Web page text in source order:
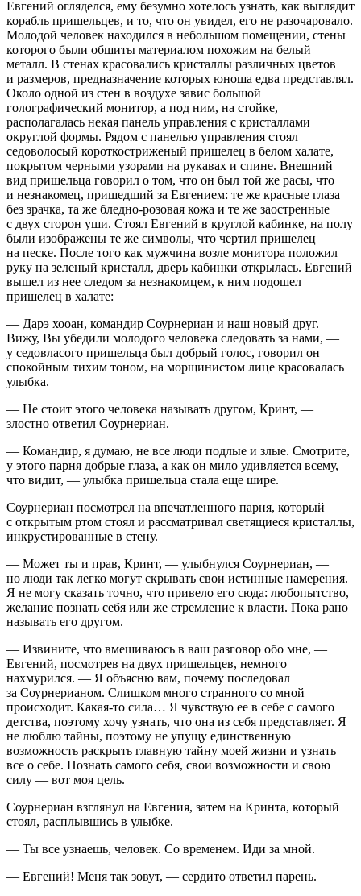
Евгений огляделся, ему безумно хотелось узнать, как выглядит
корабль пришельцев, и то, что он увидел, его не разочаровало.
Молодой человек находился в небольшом помещении, стены
которого были обшиты материалом похожим на белый
металл. В стенах красовались кристаллы различных цветов
и размеров, предназначение которых юноша едва представлял.
Около одной из стен в воздухе завис большой
голографический монитор, а под ним, на стойке,
располагалась некая панель управления с кристаллами
округлой формы. Рядом с панелью управления стоял
седоволосый короткостриженый пришелец в белом халате,
покрытом черными узорами на рукавах и спине. Внешний
вид пришельца говорил о том, что он был той же расы, что
и незнакомец, пришедший за Евгением: те же красные глаза
без зрачка, та же бледно-розовая кожа и те же заостренные
с двух сторон уши. Стоял Евгений в круглой кабинке, на полу
были изображены те же символы, что чертил пришелец
на песке. После того как мужчина возле монитора положил
руку на зеленый кристалл, дверь кабинки открылась. Евгений
вышел из нее следом за незнакомцем, к ним подошел
пришелец в халате:
— Дарэ хооан, командир Соурнериан и наш новый друг.
Вижу, Вы убедили молодого человека следовать за нами, —
у седовласого пришельца был добрый голос, говорил он
спокойным тихим тоном, на морщинистом лице красовалась
улыбка.
— Не стоит этого человека называть другом, Кринт, —
злостно ответил Соурнериан.
— Командир, я думаю, не все люди подлые и злые. Смотрите,
у этого парня добрые глаза, а как он мило удивляется всему,
что видит, — улыбка пришельца стала еще шире.
Соурнериан посмотрел на впечатленного парня, который
с открытым ртом стоял и рассматривал светящиеся кристаллы,
инкрустированные в стену.
— Может ты и прав, Кринт, — улыбнулся Соурнериан, —
но люди так легко могут скрывать свои истинные намерения.
Я не могу сказать точно, что привело его сюда: любопытство,
желание познать себя или же стремление к власти. Пока рано
называть его другом.
— Извините, что вмешиваюсь в ваш разговор обо мне, —
Евгений, посмотрев на двух пришельцев, немного
нахмурился. — Я объясню вам, почему последовал
за Соурнерианом. Слишком много странного со мной
происходит. Какая-то сила… Я чувствую ее в себе с самого
детства, поэтому хочу узнать, что она из себя представляет. Я
не люблю тайны, поэтому не упущу единственную
возможность раскрыть главную тайну моей жизни и узнать
все о себе. Познать самого себя, свои возможности и свою
силу — вот моя цель.
Соурнериан взглянул на Евгения, затем на Кринта, который
стоял, расплывшись в улыбке.
— Ты все узнаешь, человек. Со временем. Иди за мной.
— Евгений! Меня так зовут, — сердито ответил парень.